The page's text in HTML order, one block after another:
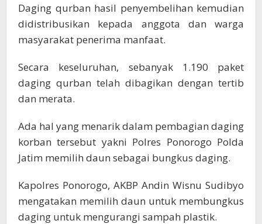
Daging qurban hasil penyembelihan kemudian
didistribusikan kepada anggota dan warga
masyarakat penerima manfaat.
Secara keseluruhan, sebanyak 1.190 paket
daging qurban telah dibagikan dengan tertib
dan merata.
Ada hal yang menarik dalam pembagian daging
korban tersebut yakni Polres Ponorogo Polda
Jatim memilih daun sebagai bungkus daging.
Kapolres Ponorogo, AKBP Andin Wisnu Sudibyo
mengatakan memilih daun untuk membungkus
daging untuk mengurangi sampah plastik.